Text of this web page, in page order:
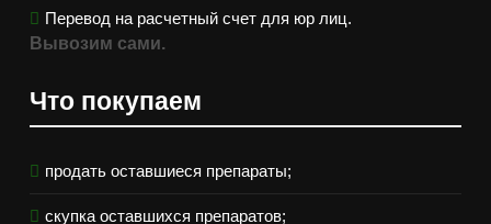
Перевод на расчетный счет для юр лиц.
Вывозим сами.
Что покупаем
продать оставшиеся препараты;
скупка оставшихся препаратов;